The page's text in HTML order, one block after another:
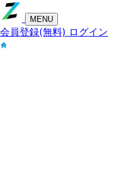
MENU
会員登録(無料) ログイン